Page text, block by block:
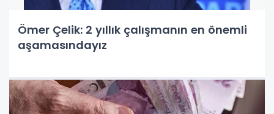
Ömer Çelik: 2 yıllık çalışmanın en önemli
aşamasındayız